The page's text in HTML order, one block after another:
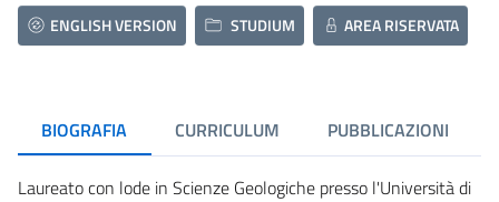
ENGLISH VERSION STUDIUM AREA RISERVATA
BIOGRAFIA CURRICULUM PUBBLICAZIONI
Laureato con lode in Scienze Geologiche presso l'Università di